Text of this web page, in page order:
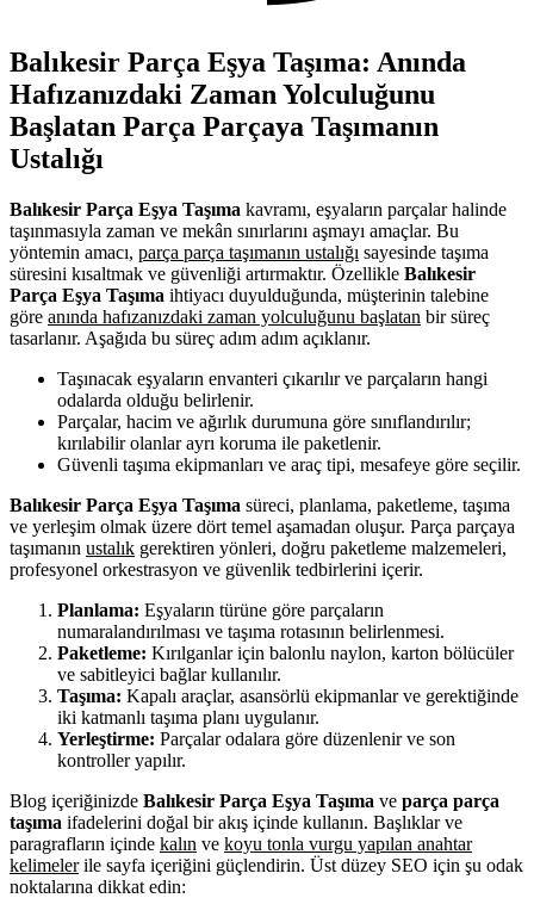
Balıkesir Parça Eşya Taşıma: Anında
Hafızanızdaki Zaman Yolculuğunu
Başlatan Parça Parçaya Taşımanın
Ustalığı
Balıkesir Parça Eşya Taşıma kavramı, eşyaların parçalar halinde
taşınmasıyla zaman ve mekân sınırlarını aşmayı amaçlar. Bu
yöntemin amacı, parça parça taşımanın ustalığı sayesinde taşıma
süresini kısaltmak ve güvenliği artırmaktır. Özellikle Balıkesir
Parça Eşya Taşıma ihtiyacı duyulduğunda, müşterinin talebine
göre anında hafızanızdaki zaman yolculuğunu başlatan bir süreç
tasarlanır. Aşağıda bu süreç adım adım açıklanır.
Taşınacak eşyaların envanteri çıkarılır ve parçaların hangi
odalarda olduğu belirlenir.
Parçalar, hacim ve ağırlık durumuna göre sınıflandırılır;
kırılabilir olanlar ayrı koruma ile paketlenir.
Güvenli taşıma ekipmanları ve araç tipi, mesafeye göre seçilir.
Balıkesir Parça Eşya Taşıma süreci, planlama, paketleme, taşıma
ve yerleşim olmak üzere dört temel aşamadan oluşur. Parça parçaya
taşımanın ustalık gerektiren yönleri, doğru paketleme malzemeleri,
profesyonel orkestrasyon ve güvenlik tedbirlerini içerir.
Planlama: Eşyaların türüne göre parçaların
numaralandırılması ve taşıma rotasının belirlenmesi.
Paketleme: Kırılganlar için balonlu naylon, karton bölücüler
ve sabitleyici bağlar kullanılır.
Taşıma: Kapalı araçlar, asansörlü ekipmanlar ve gerektiğinde
iki katmanlı taşıma planı uygulanır.
Yerleştirme: Parçalar odalara göre düzenlenir ve son
kontroller yapılır.
Blog içeriğinizde Balıkesir Parça Eşya Taşıma ve parça parça
taşıma ifadelerini doğal bir akış içinde kullanın. Başlıklar ve
paragrafların içinde kalın ve koyu tonla vurgu yapılan anahtar
kelimelerile sayfa içeriğini güçlendirin. Üst düzey SEO için şu odak
noktalarına dikkat edin: